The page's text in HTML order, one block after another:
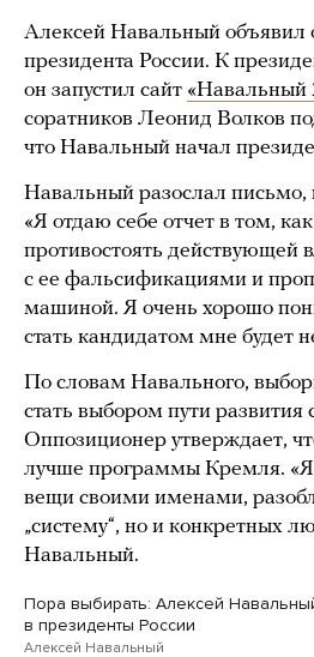
Алексей Навальный объявил
президента России. К
он запустил сайт «Навальный
соратников Леонид Волков
что Навальный начал
Навальный разослал письмо,
«Я отдаю себе отчет в том,
противостоять действующей
с ее фальсификациями и
машиной. Я очень хорошо
стать кандидатом мне будет
По словам Навального,
стать выбором пути развития
Оппозиционер утверждает,
лучше программы Кремля. «Я
вещи своими именами,
„систему“, но и конкретных
Навальный.
Пора выбирать: Алексей
в президенты России
Алексей Навальный